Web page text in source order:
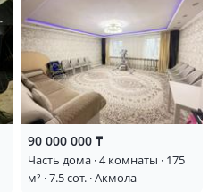
90 000 000 ₸
Часть дома · 4 комнаты · 175
м² · 7.5 сот. · Акмола